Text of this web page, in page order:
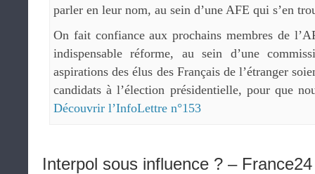
parler en leur nom, au sein d’une AFE qui s’en
On fait confiance aux prochains membres de
indispensable réforme, au sein d’une
aspirations des élus des Français de l’étranger
candidats à l’élection présidentielle, pour que
Découvrir l’InfoLettre n°153
Interpol sous influence ? – France24